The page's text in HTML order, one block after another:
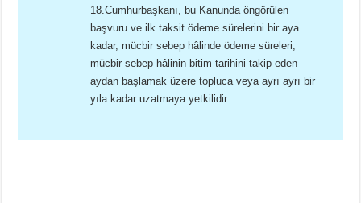
18.Cumhurbaşkanı, bu Kanunda öngörülen
başvuru ve ilk taksit ödeme sürelerini bir aya
kadar, mücbir sebep hâlinde ödeme süreleri,
mücbir sebep hâlinin bitim tarihini takip eden
aydan başlamak üzere topluca veya ayrı ayrı bir
yıla kadar uzatmaya yetkilidir.